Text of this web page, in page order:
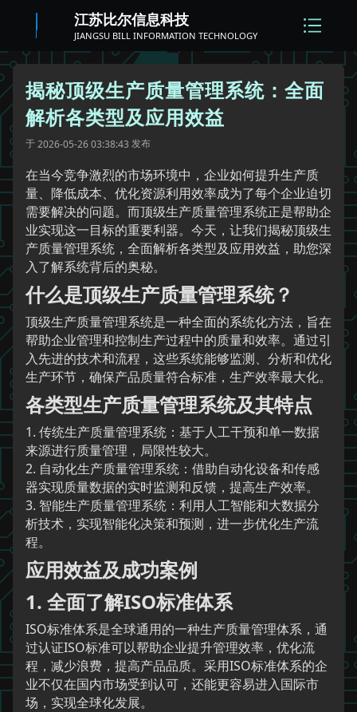
江苏比尔信息科技
JIANGSU BILL INFORMATION TECHNOLOGY
揭秘顶级生产质量管理系统：全面
解析各类型及应用效益
于2026-05-26 03:38:43 发布
在当今竞争激烈的市场环境中，企业如何提升生产质
量、降低成本、优化资源利用效率成为了每个企业迫切
需要解决的问题。而顶级生产质量管理系统正是帮助企
业实现这一目标的重要利器。今天，让我们揭秘顶级生
产质量管理系统，全面解析各类型及应用效益，助您深
入了解系统背后的奥秘。
什么是顶级生产质量管理系统？
顶级生产质量管理系统是一种全面的系统化方法，旨在
帮助企业管理和控制生产过程中的质量和效率。通过引
入先进的技术和流程，这些系统能够监测、分析和优化
生产环节，确保产品质量符合标准，生产效率最大化。
各类型生产质量管理系统及其特点
1. 传统生产质量管理系统：基于人工干预和单一数据
来源进行质量管理，局限性较大。
2. 自动化生产质量管理系统：借助自动化设备和传感
器实现质量数据的实时监测和反馈，提高生产效率。
3. 智能生产质量管理系统：利用人工智能和大数据分
析技术，实现智能化决策和预测，进一步优化生产流
程。
应用效益及成功案例
1. 全面了解ISO标准体系
ISO标准体系是全球通用的一种生产质量管理体系，通
过认证ISO标准可以帮助企业提升管理效率，优化流
程，减少浪费，提高产品品质。采用ISO标准体系的企
业不仅在国内市场受到认可，还能更容易进入国际市
场，实现全球化发展。